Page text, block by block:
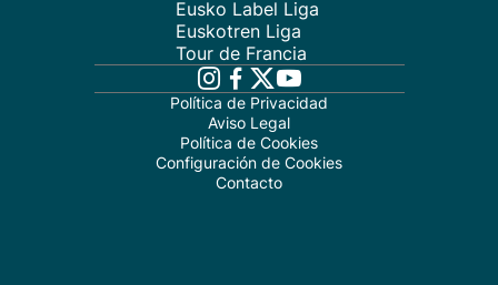
Eusko Label Liga
Euskotren Liga
Tour de Francia
Política de Privacidad
Aviso Legal
Política de Cookies
Configuración de Cookies
Contacto